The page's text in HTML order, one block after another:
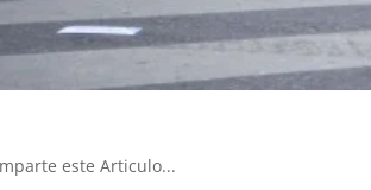
este Articulo...